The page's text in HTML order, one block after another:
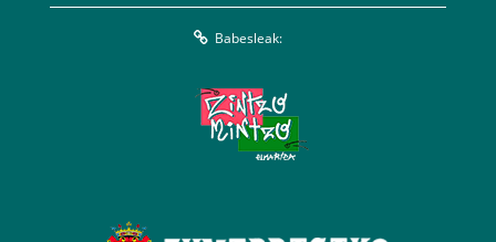
Babesleak: